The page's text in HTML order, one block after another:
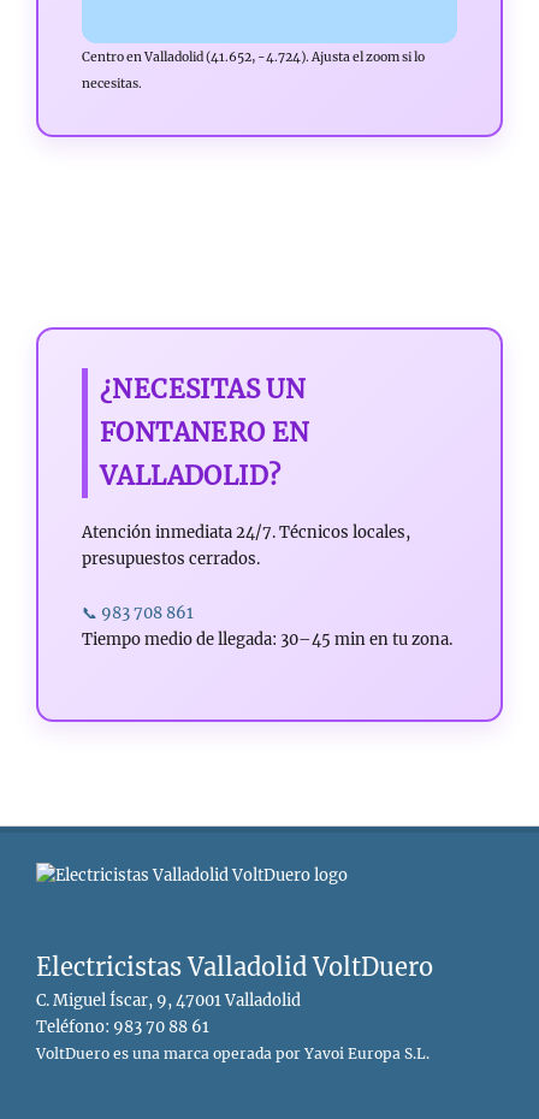
Centro en Valladolid (41.652, -4.724). Ajusta el zoom si lo
necesitas.
¿NECESITAS UN
FONTANERO EN
VALLADOLID?
Atención inmediata 24/7. Técnicos locales,
presupuestos cerrados.
📞 983 708 861
Tiempo medio de llegada: 30–45 min en tu zona.
Electricistas Valladolid VoltDuero
C. Miguel Íscar, 9, 47001 Valladolid
Teléfono: 983 70 88 61
VoltDuero es una marca operada por Yavoi Europa S.L.